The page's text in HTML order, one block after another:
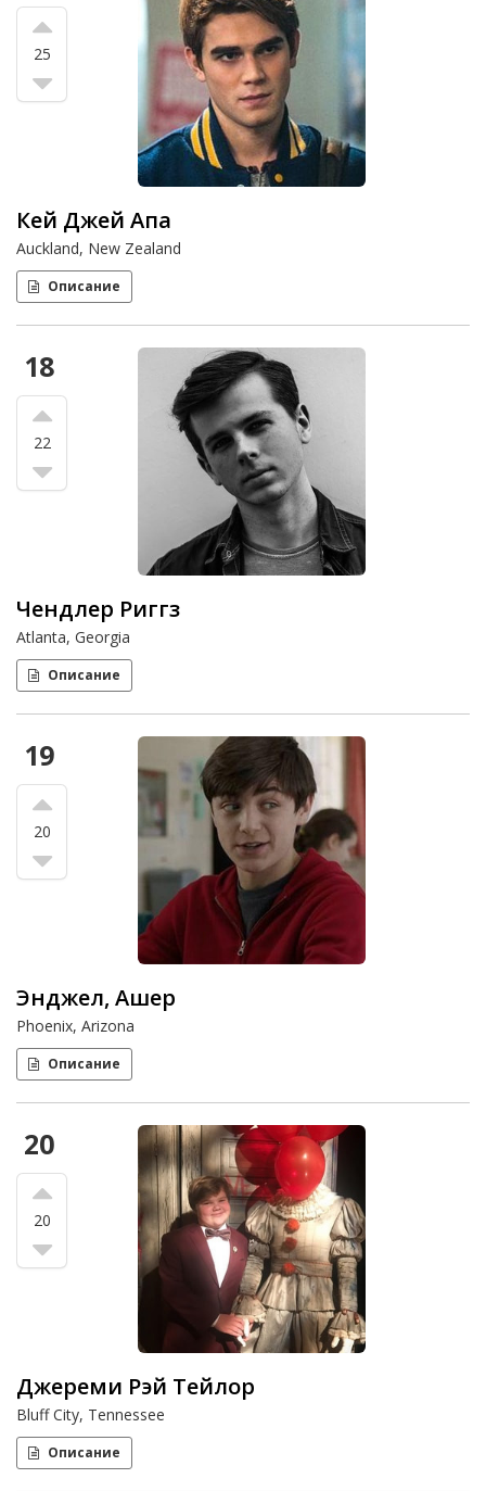
25
Кей Джей Апа
Auckland, New Zealand
Описание
18
22
Чендлер Риггз
Atlanta, Georgia
Описание
19
20
Энджел, Ашер
Phoenix, Arizona
Описание
20
20
Джереми Рэй Тейлор
Bluff City, Tennessee
Описание